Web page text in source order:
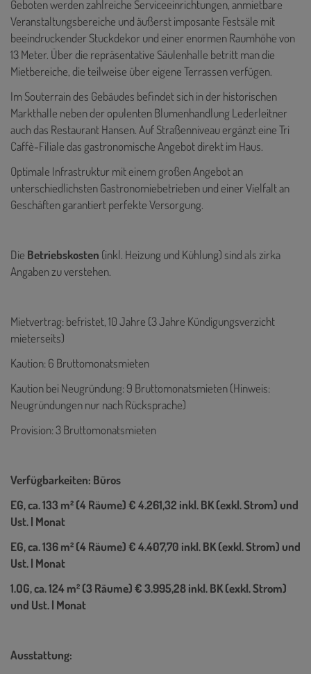
Geboten werden zahlreiche Serviceeinrichtungen, anmietbare
Veranstaltungsbereiche und äußerst imposante Festsäle mit
beeindruckender Stuckdekor und einer enormen Raumhöhe von
13 Meter. Über die repräsentative Säulenhalle betritt man die
Mietbereiche, die teilweise über eigene Terrassen verfügen.
Im Souterrain des Gebäudes befindet sich in der historischen
Markthalle neben der opulenten Blumenhandlung Lederleitner
auch das Restaurant Hansen. Auf Straßenniveau ergänzt eine Tri
Caffè-Filiale das gastronomische Angebot direkt im Haus.
Optimale Infrastruktur mit einem großen Angebot an
unterschiedlichsten Gastronomiebetrieben und einer Vielfalt an
Geschäften garantiert perfekte Versorgung.
Die Betriebskosten (inkl. Heizung und Kühlung) sind als zirka
Angaben zu verstehen.
Mietvertrag: befristet, 10 Jahre (3 Jahre Kündigungsverzicht
mieterseits)
Kaution: 6 Bruttomonatsmieten
Kaution bei Neugründung: 9 Bruttomonatsmieten (Hinweis:
Neugründungen nur nach Rücksprache)
Provision: 3 Bruttomonatsmieten
Verfügbarkeiten: Büros
EG, ca. 133 m² (4 Räume) € 4.261,32 inkl. BK (exkl. Strom) und
Ust. | Monat
EG, ca. 136 m² (4 Räume) € 4.407,70 inkl. BK (exkl. Strom) und
Ust. | Monat
1.OG, ca. 124 m² (3 Räume) € 3.995,28 inkl. BK (exkl. Strom)
und Ust. | Monat
Ausstattung: